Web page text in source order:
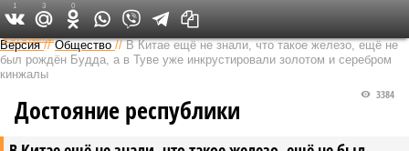
Федеральный выпуск
Версия //Общество //В Китае ещё не знали, что такое железо, ещё не
был рождён Будда, а в Туве уже инкрустировали золотом и серебром
кинжалы
3384
Достояние республики
1 3 0